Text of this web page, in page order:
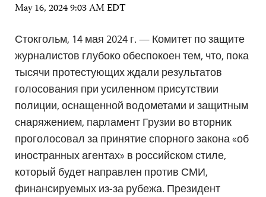
May 16, 2024 9:03 AM EDT
Стокгольм, 14 мая 2024 г. — Комитет по защите
журналистов глубоко обеспокоен тем, что, пока
тысячи протестующих ждали результатов
голосования при усиленном присутствии
полиции, оснащенной водометами и защитным
снаряжением, парламент Грузии во вторник
проголосовал за принятие спорного закона «об
иностранных агентах» в российском стиле,
который будет направлен против СМИ,
финансируемых из-за рубежа. Президент